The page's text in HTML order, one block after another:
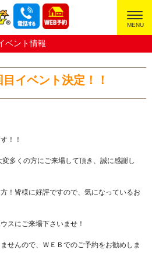
ベント情報
イベント決定！！
！！
多くの方にご来場して頂き、誠に感謝し
！皆様に好評ですので、気になっているお
スにご来場下さいませ！
せんので、ＷＥＢでのご予約をお勧めしま